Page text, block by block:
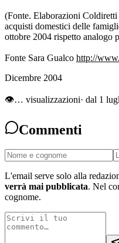
(Fonte. Elaborazioni
acquisti domestici delle
ottobre 2004 rispetto analogo
Fonte Sara Gualco http://
Dicembre 2004
👁… visualizzazioni· dal 1
Commenti
L'email serve solo alla
verrà mai pubblicata. Nel
cognome.